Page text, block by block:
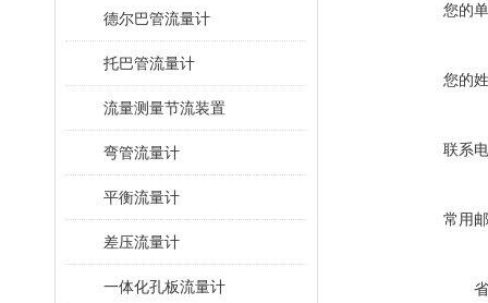
德尔巴管流量计
托巴管流量计
流量测量节流装置
弯管流量计
平衡流量计
差压流量计
一体化孔板流量计
您的
您的
联系
常用